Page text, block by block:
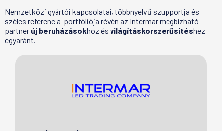
Nemzetközi gyártói kapcsolatai, többnyelvű szupportja és
széles referencia-portfóliója révén az Intermar megbízható
partner új beruházásokhoz és világításkorszerűsítéshez
egyaránt.